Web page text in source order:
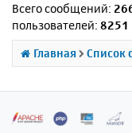
Всего сообщений:
пользователей: 8251
Главная Список